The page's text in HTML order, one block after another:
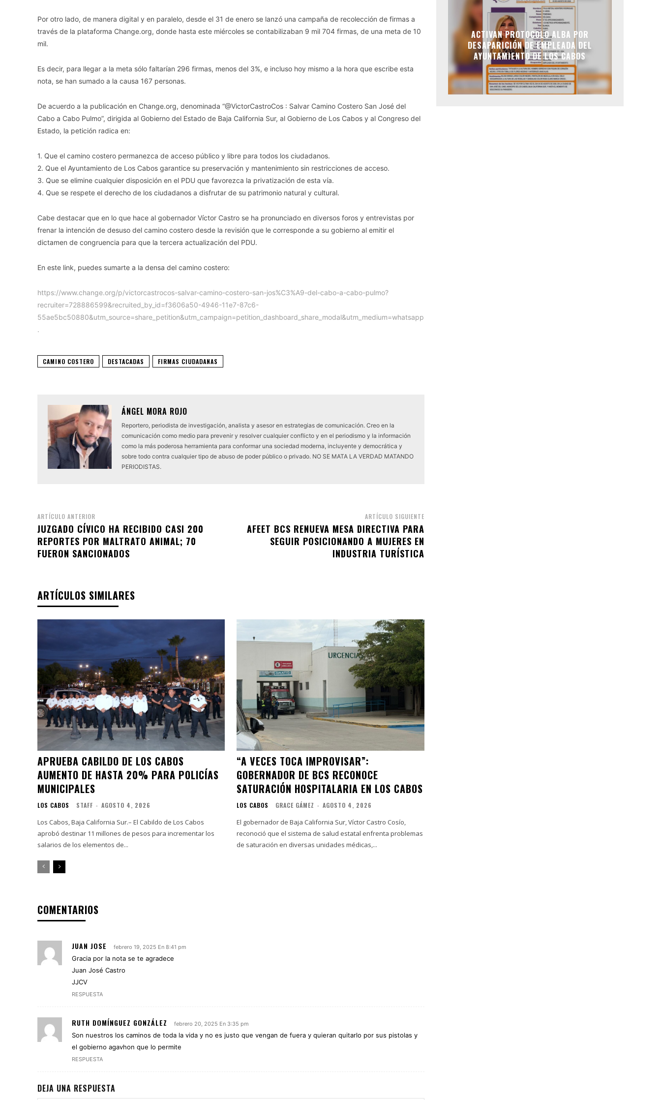
Por otro lado, de manera digital y en paralelo, desde el 31 de enero se lanzó una campaña de recolección de firmas a
través de la plataforma Change.org, donde hasta este miércoles se contabilizaban 9 mil 704 firmas, de una meta de 10
mil.
Es decir, para llegar a la meta sólo faltarían 296 firmas, menos del 3%, e incluso hoy mismo a la hora que escribe esta
nota, se han sumado a la causa 167 personas.
De acuerdo a la publicación en Change.org, denominada “@VictorCastroCos : Salvar Camino Costero San José del
Cabo a Cabo Pulmo”, dirigida al Gobierno del Estado de Baja California Sur, al Gobierno de Los Cabos y al Congreso del
Estado, la petición radica en:
1. Que el camino costero permanezca de acceso público y libre para todos los ciudadanos.
2. Que el Ayuntamiento de Los Cabos garantice su preservación y mantenimiento sin restricciones de acceso.
3. Que se elimine cualquier disposición en el PDU que favorezca la privatización de esta vía.
4. Que se respete el derecho de los ciudadanos a disfrutar de su patrimonio natural y cultural.
Cabe destacar que en lo que hace al gobernador Víctor Castro se ha pronunciado en diversos foros y entrevistas por
frenar la intención de desuso del camino costero desde la revisión que le corresponde a su gobierno al emitir el
dictamen de congruencia para que la tercera actualización del PDU.
En este link, puedes sumarte a la densa del camino costero:
https://www.change.org/p/victorcastrocos-salvar-camino-costero-san-jos%C3%A9-del-cabo-a-cabo-pulmo?
recruiter=728886599&recruited_by_id=f3606a50-4946-11e7-87c6-
55ae5bc50880&utm_source=share_petition&utm_campaign=petition_dashboard_share_modal&utm_medium=whatsapp
.
CAMINO COSTERO DESTACADAS FIRMAS CIUDADANAS
ÁNGEL MORA ROJO
Reportero, periodista de investigación, analista y asesor en estrategias de comunicación. Creo en la
comunicación como medio para prevenir y resolver cualquier conflicto y en el periodismo y la información
como la más poderosa herramienta para conformar una sociedad moderna, incluyente y democrática y
sobre todo contra cualquier tipo de abuso de poder público o privado. NO SE MATA LA VERDAD MATANDO
PERIODISTAS.
ARTÍCULO ANTERIOR
JUZGADO CÍVICO HA RECIBIDO CASI 200
REPORTES POR MALTRATO ANIMAL; 70
FUERON SANCIONADOS
ARTÍCULO SIGUIENTE
AFEET BCS RENUEVA MESA DIRECTIVA PARA
SEGUIR POSICIONANDO A MUJERES EN
INDUSTRIA TURÍSTICA
ARTÍCULOS SIMILARES
APRUEBA CABILDO DE LOS CABOS
AUMENTO DE HASTA 20% PARA POLICÍAS
MUNICIPALES
LOS CABOS STAFF - AGOSTO 4, 2026
Los Cabos, Baja California Sur.– El Cabildo de Los Cabos
aprobó destinar 11 millones de pesos para incrementar los
salarios de los elementos de...
“A VECES TOCA IMPROVISAR”:
GOBERNADOR DE BCS RECONOCE
SATURACIÓN HOSPITALARIA EN LOS CABOS
LOS CABOS GRACE GÁMEZ - AGOSTO 4, 2026
El gobernador de Baja California Sur, Víctor Castro Cosío,
reconoció que el sistema de salud estatal enfrenta problemas
de saturación en diversas unidades médicas,...
COMENTARIOS
JUAN JOSE febrero 19, 2025 En 8:41 pm
Gracia por la nota se te agradece
Juan José Castro
JJCV
RESPUESTA
RUTH DOMÍNGUEZ GONZÁLEZ febrero 20, 2025 En 3:35 pm
Son nuestros los caminos de toda la vida y no es justo que vengan de fuera y quieran quitarlo por sus pistolas y
el gobierno agavhon que lo permite
RESPUESTA
DEJA UNA RESPUESTA
ACTIVAN PROTOCOLO ALBA POR
DESAPARICIÓN DE EMPLEADA DEL
AYUNTAMIENTO DE LOS CABOS